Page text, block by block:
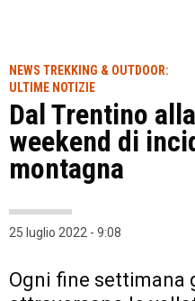
NEWS TREKKING & OUTDOOR:
ULTIME NOTIZIE
Dal Trentino
weekend di
montagna
25 luglio 2022 - 9:08
Ogni fine settimana